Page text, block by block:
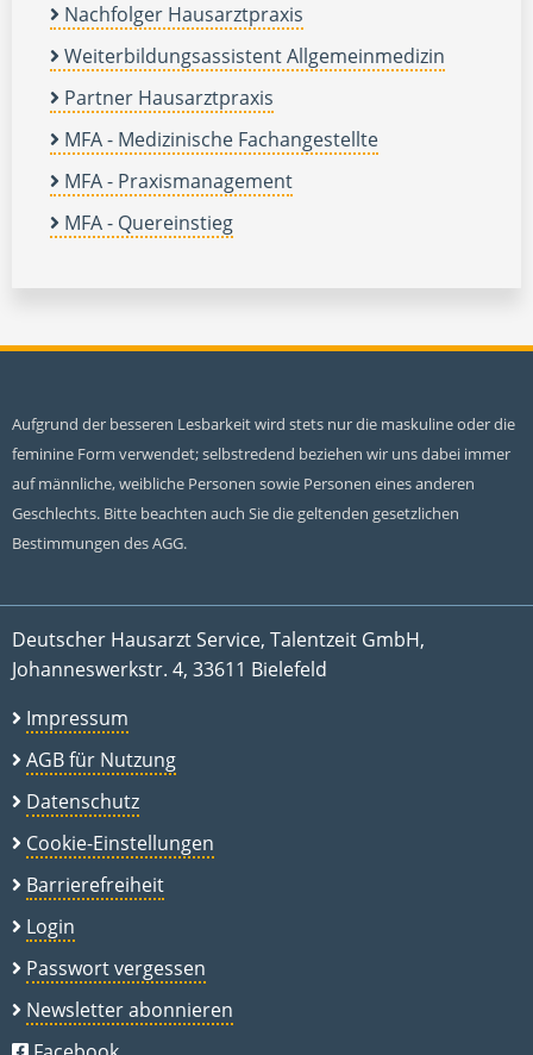
Nachfolger Hausarztpraxis
Weiterbildungsassistent Allgemeinmedizin
Partner Hausarztpraxis
MFA - Medizinische Fachangestellte
MFA - Praxismanagement
MFA - Quereinstieg
Aufgrund der besseren Lesbarkeit wird stets nur die maskuline oder die
feminine Form verwendet; selbstredend beziehen wir uns dabei immer
auf männliche, weibliche Personen sowie Personen eines anderen
Geschlechts. Bitte beachten auch Sie die geltenden gesetzlichen
Bestimmungen des AGG.
Deutscher Hausarzt Service, Talentzeit GmbH,
Johanneswerkstr. 4, 33611 Bielefeld
Impressum
AGB für Nutzung
Datenschutz
Cookie-Einstellungen
Barrierefreiheit
Login
Passwort vergessen
Newsletter abonnieren